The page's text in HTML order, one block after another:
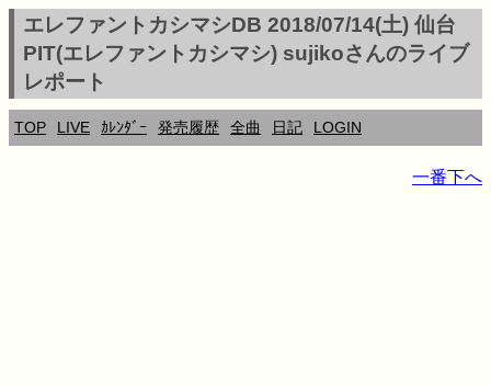
エレファントカシマシDB 2018/07/14(土) 仙台
PIT(エレファントカシマシ) sujikoさんのライブ
レポート
TOP LIVE ｶﾚﾝﾀﾞｰ 発売履歴 全曲 日記 LOGIN
一番下へ